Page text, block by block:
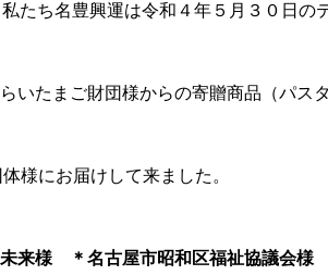
たち名豊興運は令和４年５月３０日の
いたまご財団様からの寄贈商品（パス
様にお届けして来ました。
来様 ＊名古屋市昭和区福祉協議会様